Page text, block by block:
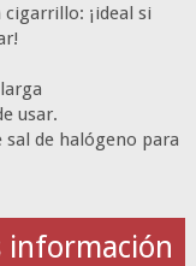
¡ideal si
usar.
de halógeno para
información